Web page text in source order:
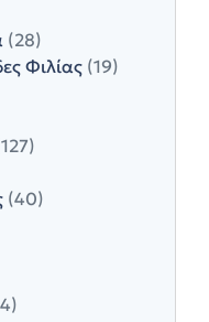
(28)
Φιλίας (19)
(40)